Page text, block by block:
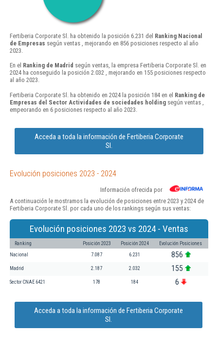
Fertiberia Corporate Sl. ha obtenido la posición 6.231 del Ranking Nacional
de Empresas según ventas , mejorando en 856 posiciones respecto al año
2023.
En el Ranking de Madrid según ventas, la empresa Fertiberia Corporate Sl. en
2024 ha conseguido la posición 2.032 , mejorando en 155 posiciones respecto
al año 2023.
Fertiberia Corporate Sl. ha obtenido en 2024 la posición 184 en el Ranking de
Empresas del Sector Actividades de sociedades holding según ventas ,
empeorando en 6 posiciones respecto al año 2023.
Acceda a toda la información de Fertiberia Corporate
Sl.
Evolución posiciones 2023 - 2024
Información ofrecida por
A continuación le mostramos la evolución de posiciones entre 2023 y 2024 de
Fertiberia Corporate Sl. por cada uno de los rankings según sus ventas:
Evolución posiciones 2023 vs 2024 - Ventas
Ranking Posición 2023 Posición 2024 Evolución Posiciones
Nacional 7.087 6.231 856
Madrid 2.187 2.032 155
Sector CNAE 6421 178 184 6
Acceda a toda la información de Fertiberia Corporate
Sl.